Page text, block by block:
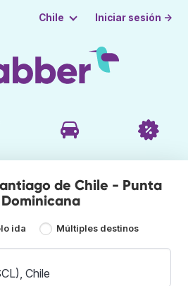
Chile Iniciar sesión →
de Chile - Punta
ida Múltiples destinos